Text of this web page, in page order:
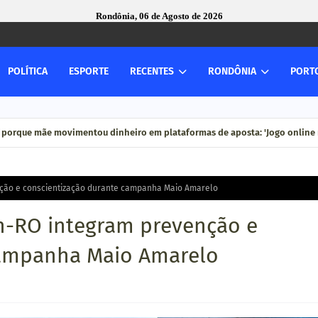
Rondônia, 06 de Agosto de 2026
POLÍTICA ESPORTE RECENTES RONDÔNIA
porque mãe movimentou dinheiro em plataformas de aposta: 'Jogo
e leva melhorias para bairros e zona rural
e conscientização durante campanha Maio Amarelo
RO integram prevenção e
Maio Amarelo